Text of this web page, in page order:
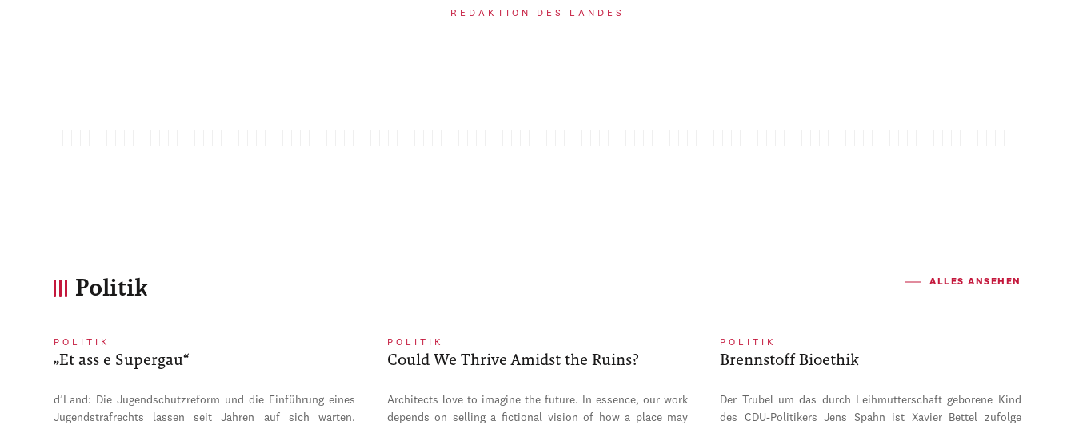
REDAKTION DES LANDES
Politik ALLES ANSEHEN
POLITIK
„Et ass e Supergau“
d’Land: Die Jugendschutzreform und die Einführung eines
Jugendstrafrechts lassen seit Jahren auf sich warten.
POLITIK
Could We Thrive Amidst the Ruins?
Architects love to imagine the future. In essence, our work
depends on selling a fictional vision of how a place may
POLITIK
Brennstoff Bioethik
Der Trubel um das durch Leihmutterschaft geborene Kind
des CDU-Politikers Jens Spahn ist Xavier Bettel zufolge